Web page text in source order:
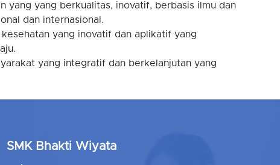
yang yang berkualitas, inovatif, berbasis ilmu dan
dan internasional.
yang inovatif dan aplikatif yang
yang integratif dan berkelanjutan yang
SMK Bhakti Wiyata